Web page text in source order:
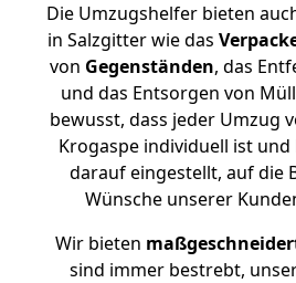
Die Umzugshelfer bieten
in Salzgitter wie das
von Gegenständen, das
und das Entsorgen von
bewusst, dass jeder Umzug
Krogaspe individuell ist
darauf eingestellt, auf die
Wünsche unserer
Wir bieten
sind immer bestrebt,